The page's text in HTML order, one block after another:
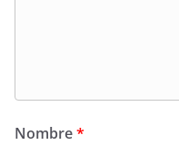
Nombre*